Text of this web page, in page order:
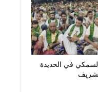
في الحديدة